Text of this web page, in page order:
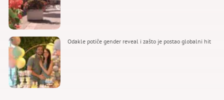
Odakle potiče gender reveal i zašto je postao globalni hit